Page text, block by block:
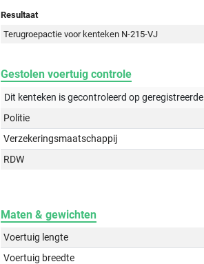
Resultaat
Terugroepactie voor kenteken N-215-VJ
Gestolen voertuig controle
Dit kenteken is gecontroleerd opgeregistreerde
Politie
Verzekeringsmaatschappij
RDW
Maten & gewichten
Voertuig lengte
Voertuig breedte